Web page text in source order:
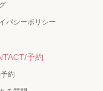
バシーポリシー
予約
約